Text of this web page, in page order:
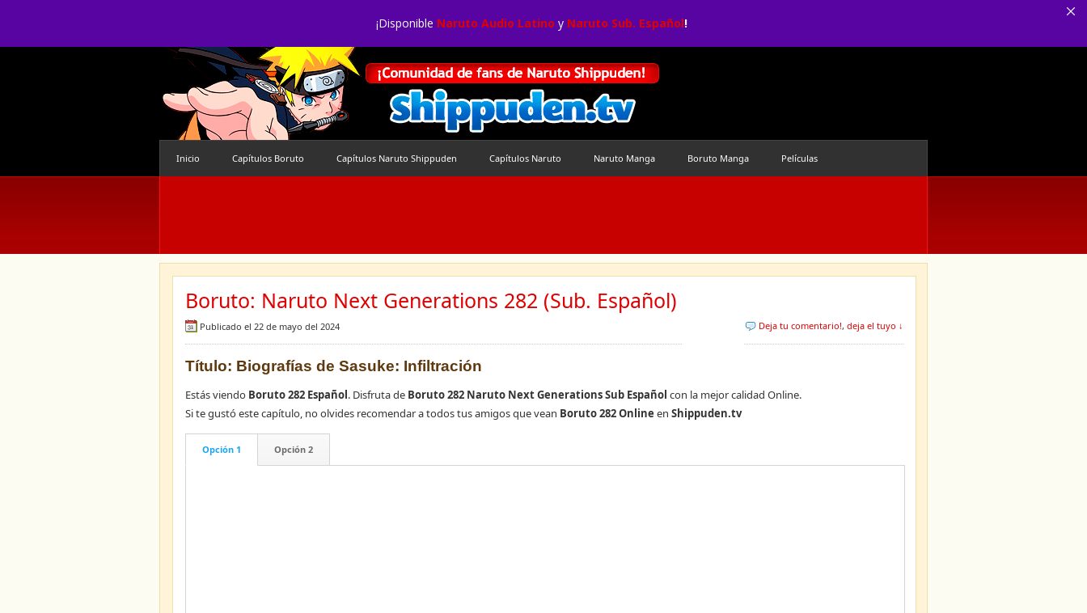
¡Disponible Naruto Audio Latino y Naruto Sub. Español!
Inicio Capítulos Boruto Capítulos Naruto Shippuden Capítulos Naruto Naruto Manga Boruto Manga Películas
Boruto: Naruto Next Generations 282 (Sub. Español)
Publicado el 22 de mayo del 2024 Deja tu comentario!, deja el tuyo ↓
Título: Biografías de Sasuke: Infiltración
Estás viendo Boruto 282 Español. Disfruta de Boruto 282 Naruto Next Generations Sub Español con la mejor calidad Online.
Si te gustó este capítulo, no olvides recomendar a todos tus amigos que vean Boruto 282 Online en Shippuden.tv
Opción 1 Opción 2